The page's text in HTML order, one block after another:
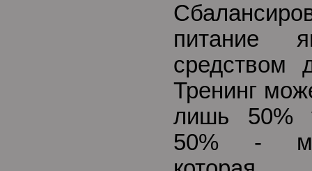
питание
средством
Тренинг
лишь 50%
50% -